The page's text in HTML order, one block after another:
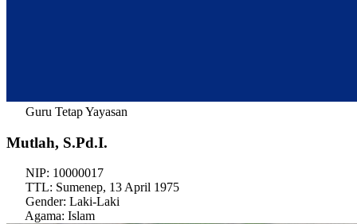
Guru Tetap Yayasan
Mutlah, S.Pd.I.
NIP: 10000017
TTL: Sumenep, 13 April 1975
Gender: Laki-Laki
Agama: Islam